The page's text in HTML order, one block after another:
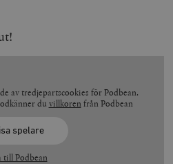
av tredjepartscookies för Podbean.
du villkoren från Podbean
spelare
till Podbean